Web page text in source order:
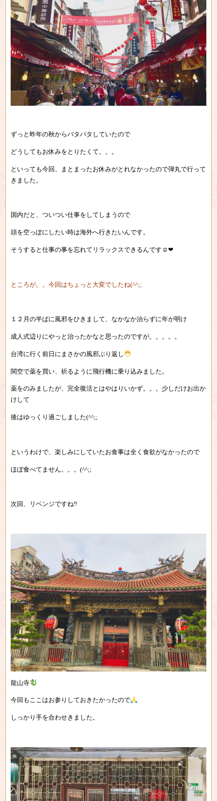
ずっと昨年の秋からバタバタしていたので
どうしてもお休みをとりたくて。。。
といっても今回、まとまったお休みがとれなかったので弾丸で行って
きました。
国内だと、ついつい仕事をしてしまうので
頭を空っぽにしたい時は海外へ行きたいんです。
そうすると仕事の事を忘れてリラックスできるんです☺︎❤︎
ところが。。今回はちょっと大変でしたね(^^;;
１２月の半ばに風邪をひきまして、なかなか治らずに年が明け
成人式辺りにやっと治ったかなと思ったのですが。。。。。
台湾に行く前日にまさかの風邪ぶり返し
関空で薬を買い、祈るように飛行機に乗り込みました。
薬をのみましたが、完全復活とはやはりいかず。。。少しだけお出か
けして
後はゆっくり過ごしました(^^;;
というわけで、楽しみにしていたお食事は全く食欲がなかったので
ほぼ食べてません。。。(^^;;
次回、リベンジですね‼︎
龍山寺
今回もここはお参りしておきたかったので
しっかり手を合わせきました。